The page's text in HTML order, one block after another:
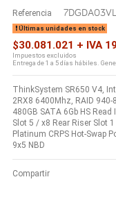
Referencia
Últimas unidades en stock
$30.081.021 + IVA
Impuestos excluidos
Entrega de 1 a 5 días hábiles.
ThinkSystem SR650 V4,
2RX8 6400Mhz, RAID 940-
480GB SATA 6Gb HS
Slot 5 / x8 Rear Riser Slot
Platinum CRPS Hot-Swap
9x5 NBD
Compartir